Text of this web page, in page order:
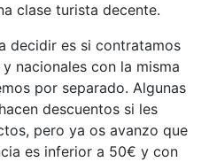
clase turista decente.
decidir es si contratamos
nacionales con la misma
por separado. Algunas
descuentos si les
pero ya os avanzo que
es inferior a 50€ y con